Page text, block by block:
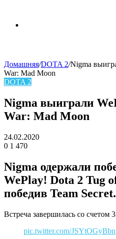
skin
Домашняя/DOTA 2/Nigma
War: Mad Moon
DOTA 2
Nigma выиграли
War: Mad Moon
24.02.2020
0 1 470
Nigma одержали
WePlay! Dota 2 Tug
победив Team Secret.
Встреча завершилась со счетом
pic.twitter.com/JSYtOGyBbn